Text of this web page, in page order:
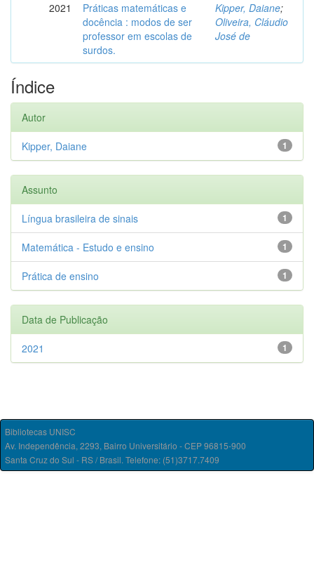
2021
Práticas matemáticas e
docência : modos de ser
professor em escolas de
surdos.
Kipper, Daiane;
Oliveira, Cláudio
José de
Índice
Autor
1
Kipper, Daiane
Assunto
1
Língua brasileira de sinais
1
Matemática - Estudo e ensino
1
Prática de ensino
Data de Publicação
1
2021
Bibliotecas UNISC
Av. Independência, 2293, Bairro Universitário - CEP 96815-900
Santa Cruz do Sul - RS / Brasil. Telefone: (51)3717.7409